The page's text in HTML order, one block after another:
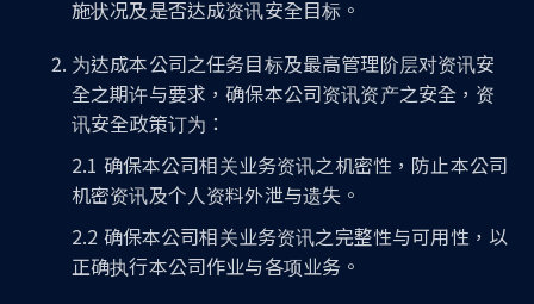
施状况及是否达成资讯安全目标。
为达成本公司之任务目标及最高管理阶层对资讯安
全之期许与要求，确保本公司资讯资产之安全，资
讯安全政策订为：
2.1 确保本公司相关业务资讯之机密性，防止本公司
机密资讯及个人资料外泄与遗失。
2.2 确保本公司相关业务资讯之完整性与可用性，以
正确执行本公司作业与各项业务。